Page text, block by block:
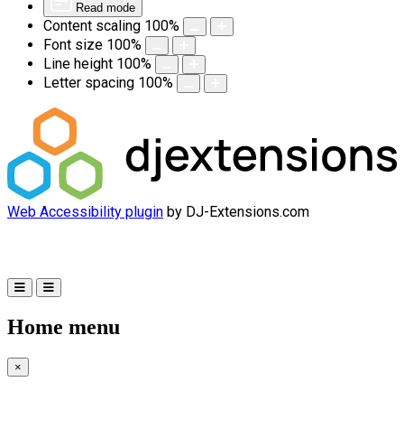
Read mode
Content scaling 100%
Font size 100%
Line height 100%
Letter spacing 100%
Web Accessibility plugin by DJ-Extensions.com
Home menu
×